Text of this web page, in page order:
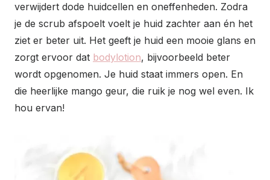
verwijdert dode huidcellen en oneffenheden. Zodra
je de scrub afspoelt voelt je huid zachter aan én het
ziet er beter uit. Het geeft je huid een mooie glans en
zorgt ervoor dat bodylotion, bijvoorbeeld beter
wordt opgenomen. Je huid staat immers open. En
die heerlijke mango geur, die ruik je nog wel even. Ik
hou ervan!